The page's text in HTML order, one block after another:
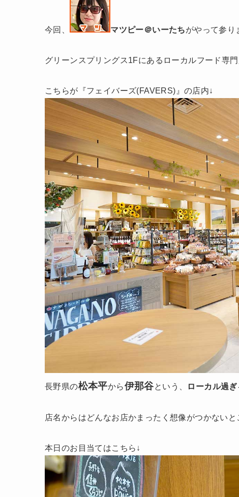
今回、 マツピー＠いーたちがやって参り
グリーンスプリングス1Fにあるローカルフード専
こちらが『フェイバーズ(FAVERS)』の店内↓
長野県の松本平から伊那谷という、 ローカル過ぎ
店名からはどんなお店かまったく想像がつかない
本日のお目当てはこちら↓